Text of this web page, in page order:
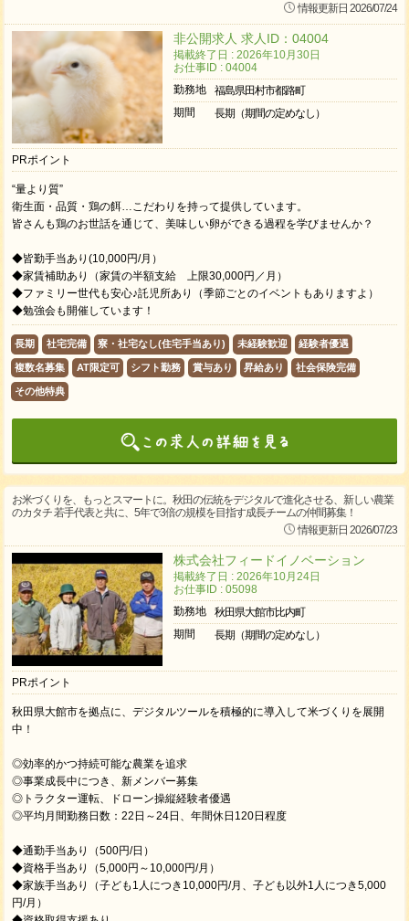
情報更新日 2026/07/24
非公開求人 求人ID：04004
掲載終了日 : 2026年10月30日
お仕事ID : 04004
勤務地
福島県田村市都路町
期間
長期（期間の定めなし）
PRポイント
“量より質”
衛生面・品質・鶏の餌…こだわりを持って提供しています。
皆さんも鶏のお世話を通じて、美味しい卵ができる過程を学びませんか？
◆皆勤手当あり(10,000円/月）
◆家賃補助あり（家賃の半額支給 上限30,000円／月）
◆ファミリー世代も安心♪託児所あり（季節ごとのイベントもありますよ）
◆勉強会も開催しています！
長期 社宅完備 寮・社宅なし(住宅手当あり) 未経験歓迎 経験者優遇
複数名募集 AT限定可 シフト勤務 賞与あり 昇給あり 社会保険完備
その他特典
お米づくりを、もっとスマートに。秋田の伝統をデジタルで進化させる、新しい農業
のカタチ 若手代表と共に、5年で3倍の規模を目指す成長チームの仲間募集！
情報更新日 2026/07/23
株式会社フィードイノベーション
掲載終了日 : 2026年10月24日
お仕事ID : 05098
勤務地
秋田県大館市比内町
期間
長期（期間の定めなし）
PRポイント
秋田県大館市を拠点に、デジタルツールを積極的に導入して米づくりを展開
中！
◎効率的かつ持続可能な農業を追求
◎事業成長中につき、新メンバー募集
◎トラクター運転、ドローン操縦経験者優遇
◎平均月間勤務日数：22日～24日、年間休日120日程度
◆通勤手当あり（500円/日）
◆資格手当あり（5,000円～10,000円/月）
◆家族⼿当あり（子ども1人につき10,000円/月、子ども以外1人につき5,000
円/月）